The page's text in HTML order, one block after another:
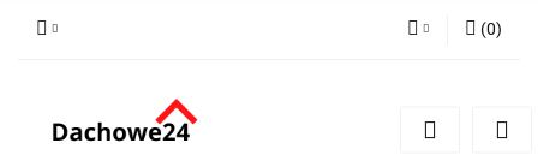
Zarejestruj się
(0)